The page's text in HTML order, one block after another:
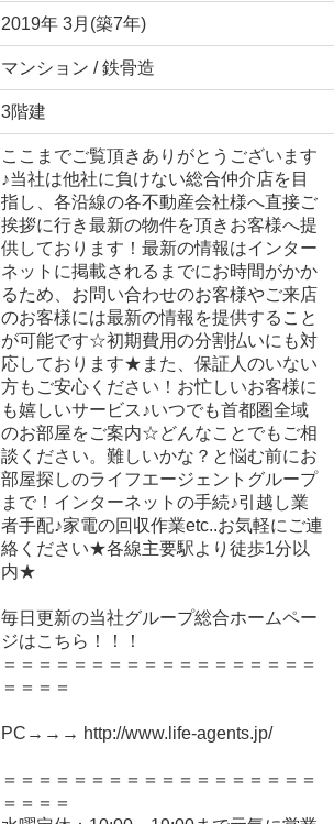
2019年 3月(築7年)
マンション / 鉄骨造
3階建
ここまでご覧頂きありがとうございます
♪当社は他社に負けない総合仲介店を目
指し、各沿線の各不動産会社様へ直接ご
挨拶に行き最新の物件を頂きお客様へ提
供しております！最新の情報はインター
ネットに掲載されるまでにお時間がかか
るため、お問い合わせのお客様やご来店
のお客様には最新の情報を提供すること
が可能です☆初期費用の分割払いにも対
応しております★また、保証人のいない
方もご安心ください！お忙しいお客様に
も嬉しいサービス♪いつでも首都圏全域
のお部屋をご案内☆どんなことでもご相
談ください。難しいかな？と悩む前にお
部屋探しのライフエージェントグループ
まで！インターネットの手続♪引越し業
者手配♪家電の回収作業etc..お気軽にご連
絡ください★各線主要駅より徒歩1分以
内★
毎日更新の当社グループ総合ホームペー
ジはこちら！！！
＝＝＝＝＝＝＝＝＝＝＝＝＝＝＝＝＝＝
＝＝＝＝
PC→→→ http://www.life-agents.jp/
＝＝＝＝＝＝＝＝＝＝＝＝＝＝＝＝＝＝
＝＝＝＝